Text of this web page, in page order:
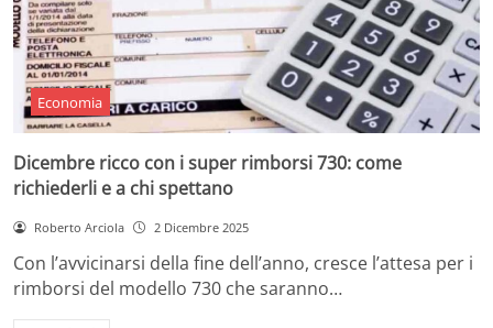
Economia
Dicembre ricco con i super rimborsi 730: come
richiederli e a chi spettano
Roberto Arciola 2 Dicembre 2025
Con l’avvicinarsi della fine dell’anno, cresce l’attesa per i
rimborsi del modello 730 che saranno…